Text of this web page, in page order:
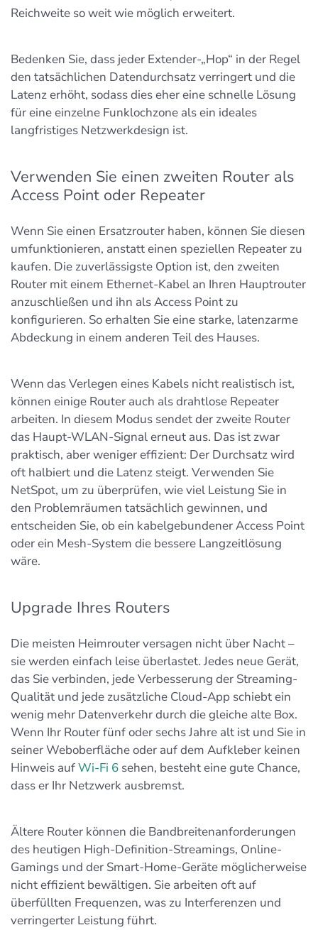
Reichweite so weit wie möglich erweitert.
Bedenken Sie, dass jeder Extender-„Hop“ in der Regel
den tatsächlichen Datendurchsatz verringert und die
Latenz erhöht, sodass dies eher eine schnelle Lösung
für eine einzelne Funklochzone als ein ideales
langfristiges Netzwerkdesign ist.
Verwenden Sie einen zweiten Router als
Access Point oder Repeater
Wenn Sie einen Ersatzrouter haben, können Sie diesen
umfunktionieren, anstatt einen speziellen Repeater zu
kaufen. Die zuverlässigste Option ist, den zweiten
Router mit einem Ethernet-Kabel an Ihren Hauptrouter
anzuschließen und ihn als Access Point zu
konfigurieren. So erhalten Sie eine starke, latenzarme
Abdeckung in einem anderen Teil des Hauses.
Wenn das Verlegen eines Kabels nicht realistisch ist,
können einige Router auch als drahtlose Repeater
arbeiten. In diesem Modus sendet der zweite Router
das Haupt-WLAN-Signal erneut aus. Das ist zwar
praktisch, aber weniger effizient: Der Durchsatz wird
oft halbiert und die Latenz steigt. Verwenden Sie
NetSpot, um zu überprüfen, wie viel Leistung Sie in
den Problemräumen tatsächlich gewinnen, und
entscheiden Sie, ob ein kabelgebundener Access Point
oder ein Mesh-System die bessere Langzeitlösung
wäre.
Upgrade Ihres Routers
Die meisten Heimrouter versagen nicht über Nacht –
sie werden einfach leise überlastet. Jedes neue Gerät,
das Sie verbinden, jede Verbesserung der Streaming-
Qualität und jede zusätzliche Cloud-App schiebt ein
wenig mehr Datenverkehr durch die gleiche alte Box.
Wenn Ihr Router fünf oder sechs Jahre alt ist und Sie in
seiner Weboberfläche oder auf dem Aufkleber keinen
Hinweis aufWi-Fi 6 sehen, besteht eine gute Chance,
dass er Ihr Netzwerk ausbremst.
Ältere Router können die Bandbreitenanforderungen
des heutigen High-Definition-Streamings, Online-
Gamings und der Smart-Home-Geräte möglicherweise
nicht effizient bewältigen. Sie arbeiten oft auf
überfüllten Frequenzen, was zu Interferenzen und
verringerter Leistung führt.